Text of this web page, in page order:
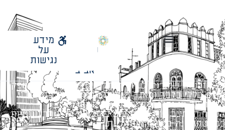
עיריית
אביב
מידע
על
נגישות
כל הזכויות שמורות לעיריית תל-אביב-יפו. האתר מספק
מידע כללי בלבד ומאגד הנחיות תכנוניות בלבד למבני
ציבור על פי נהלי עיריית תל אביב-יפו.
הנוסח המחייב הוא זה הקבוע בהוראות הדין הרלוונטיות
כפי שתהיינה בתוקף מעת לעת.